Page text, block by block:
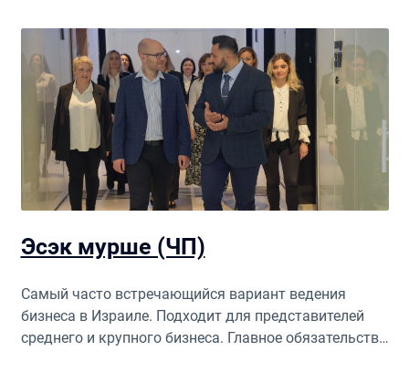
Открытие бизнеса такого стандарта согласно
законам защищает предпринимателя от
индивидуальной ответственности. Официальная
регистрация в качестве юридического лица
повышает лимит доверия к бизнесу в Израиле и
упрощает возможность инвестиций.
Эсэк мурше (ЧП)
Самый часто встречающийся вариант ведения
бизнеса в Израиле. Подходит для представителей
среднего и крупного бизнеса. Главное обязательство